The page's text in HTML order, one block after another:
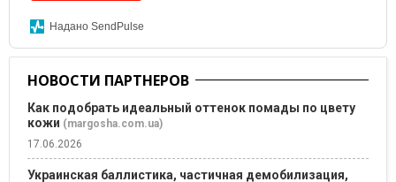
Надано SendPulse
НОВОСТИ ПАРТНЕРОВ
Как подобрать идеальный оттенок помады по цвету
кожи (margosha.com.ua)
17.06.2026
Украинская баллистика, частичная демобилизация,